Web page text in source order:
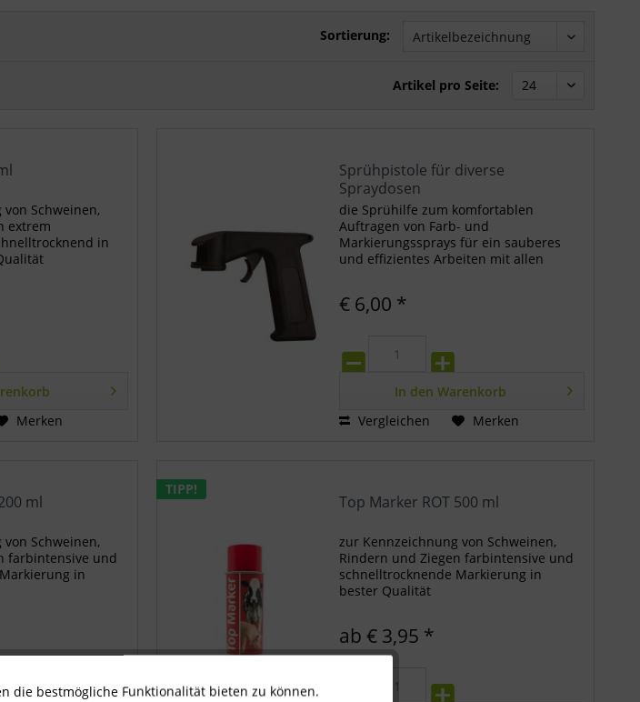
Sortierung:
Artikel pro Seite:
Schweinen,
extrem
in
Merken
Sprühpistole für diverse
Spraydosen
die Sprühilfe zum komfortablen
Auftragen von Farb- und
Markierungssprays für ein sauberes
und effizientes Arbeiten mit allen
Handhabung, ähnlich einer
€ 6,00 *
In den Warenkorb
Vergleichen
Merken
ml
Schweinen,
farbintensive und
in
TIPP!
Top Marker ROT 500 ml
zur Kennzeichnung von Schweinen,
Rindern und Ziegen farbintensive und
schnelltrocknende Markierung in
bester Qualität
ab € 3,95 *
Aktiv
die bestmögliche Funktionalität bieten zu können.